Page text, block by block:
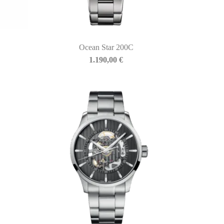
Ocean Star 200C
1.190,00€